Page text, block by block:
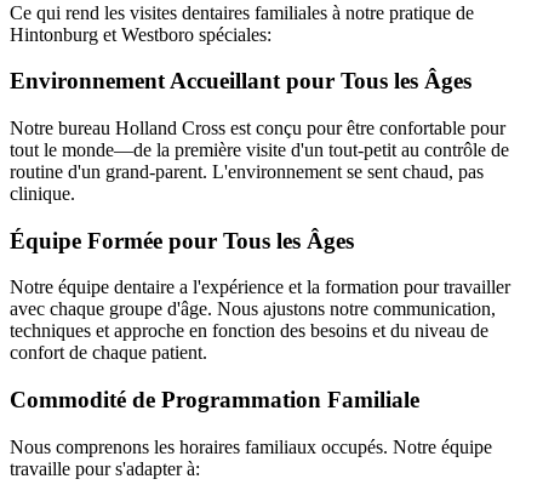
Ce qui rend les visites dentaires familiales à notre pratique de
Hintonburg et Westboro spéciales:
Environnement Accueillant pour Tous les Âges
Notre bureau Holland Cross est conçu pour être confortable pour
tout le monde—de la première visite d'un tout-petit au contrôle de
routine d'un grand-parent. L'environnement se sent chaud, pas
clinique.
Équipe Formée pour Tous les Âges
Notre équipe dentaire a l'expérience et la formation pour travailler
avec chaque groupe d'âge. Nous ajustons notre communication,
techniques et approche en fonction des besoins et du niveau de
confort de chaque patient.
Commodité de Programmation Familiale
Nous comprenons les horaires familiaux occupés. Notre équipe
travaille pour s'adapter à: